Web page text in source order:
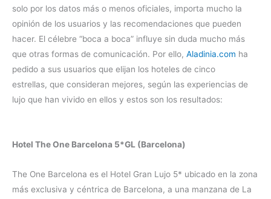
solo por los datos más o menos oficiales, importa mucho la
opinión de los usuarios y las recomendaciones que pueden
hacer. El célebre “boca a boca” influye sin duda mucho más
que otras formas de comunicación. Por ello, Aladinia.com ha
pedido a sus usuarios que elijan los hoteles de cinco
estrellas, que consideran mejores, según las experiencias de
lujo que han vivido en ellos y estos son los resultados:
Hotel The One Barcelona 5*GL (Barcelona)
The One Barcelona es el Hotel Gran Lujo 5* ubicado en la zona
más exclusiva y céntrica de Barcelona, ​​a una manzana de La